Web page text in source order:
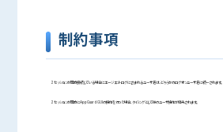
制約事項
2セッションが同時接続している場合にエージェントログに含まれるユーザ名は、どちらかのログオンユーザ名に統一されます。
2セッションが同時にAppGuard GUIの操作を行った場合、タイミングとして後のユーザ操作が優先されます。